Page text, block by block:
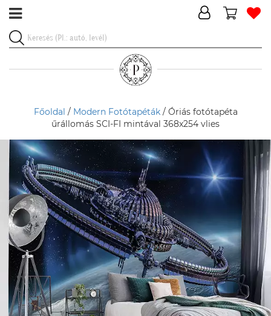
Főoldal / Modern Fotótapéták/ Óriás fotótapéta
űrállomás SCI-FI mintával 368x254 vlies